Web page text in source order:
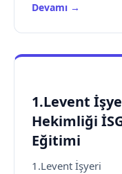
Devamı →
1.Levent
Hekimliği
Eğitimi
1.Levent İşyeri